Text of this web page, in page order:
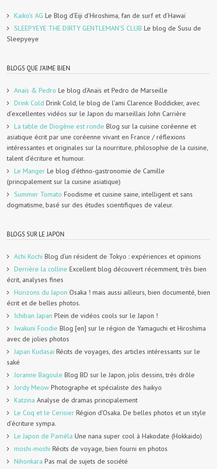
Kaiko's AG Le Blog d’Eiji d’Hiroshima, fan de surf et d’Hawaï
SLEEPYEYE THE DIRTY GENTLEMAN'S CLUB Le blog de Susu de
Sleepyeye
BLOGS QUE J'AIME BIEN
Anaïs & Pedro Le blog d’Anaïs et Pedro de Marseille
Drink Cold Drink Cold, le blog de l’ami Clarence Boddicker, avec
d’excellentes vidéos sur le Japon du marseillais John Carrière
La table de Diogène est ronde Blog sur la cuisine coréenne et
asiatique écrit par une coréenne vivant en France / réflexions
intéressantes et originales sur la nourriture, philosophie de la cuisine,
talent d’écriture et humour.
Le Manger Le blog d’éthno-gastronomie de Camille
(principalement sur la cuisine asiatique)
Summer Tomato Foodisme et cuisine saine, intelligent et sans
dogmatisme, basé sur des études scientifiques de valeur.
BLOGS SUR LE JAPON
Achi Kochi Blog d’un résident de Tokyo : expériences et opinions
Derrière la colline Excellent blog découvert récemment, très bien
écrit, analyses fines
Horizons du Japon Osaka ! mais aussi ailleurs, bien documenté, bien
écrit et de belles photos.
Ichiban Japan Plein de vidéos cools sur le Japon !
Iwakuni Foodie Blog [en] sur le région de Yamaguchi et Hiroshima
avec de jolies photos
Japan Kudasai Récits de voyages, des articles intéressants sur le
saké
Joranne Bagoule Blog BD sur le Japon, jolis dessins, très drôle
Jordy Meow Photographe et spécialiste des haikyo
Katzina Analyse de dramas principalement
Le Coq et le Cerisier Région d’Osaka. De belles photos et un style
d’écriture sympa.
Le Japon de Paméla Une nana super cool à Hakodate (Hokkaido)
moshi-moshi Récits de voyage, bien fourni en photos
Nihonkara Pas mal de sujets de société